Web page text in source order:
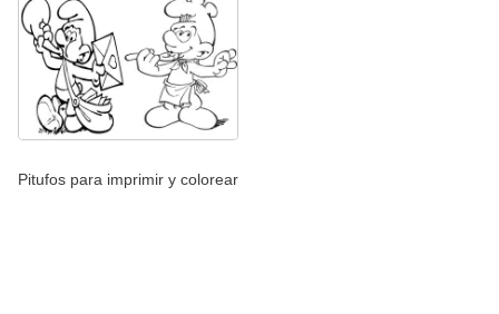
Pitufos para imprimir y colorear